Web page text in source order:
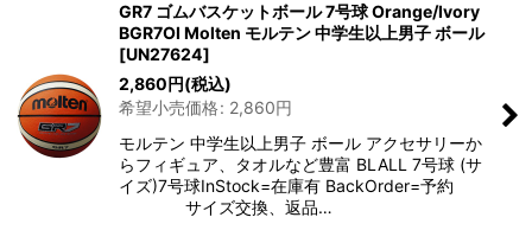
GR7 ゴムバスケットボール 7号球 Orange/Ivory
BGR7OI Molten モルテン 中学生以上男子 ボール
[UN27624]
2,860円(税込)
希望小売価格: 2,860円
モルテン 中学生以上男子 ボール アクセサリーか
らフィギュア、タオルなど豊富 BLALL 7号球 (サ
イズ)7号球InStock=在庫有 BackOrder=予約
サイズ交換、返品…